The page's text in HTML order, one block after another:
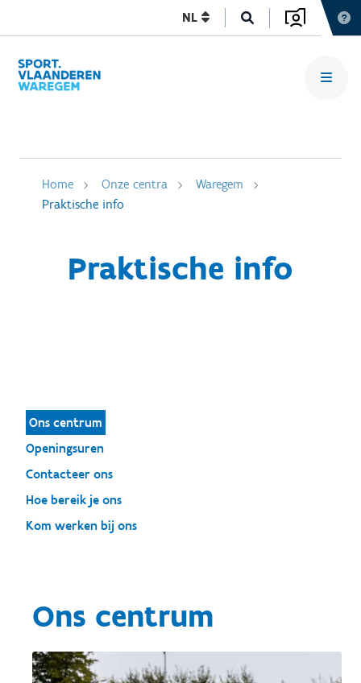
NL
Home Onze centra
Waregem
Praktische info
Praktische info
Ons centrum
Openingsuren
Contacteer ons
Hoe bereik je ons
Kom werken bij ons
Ons centrum